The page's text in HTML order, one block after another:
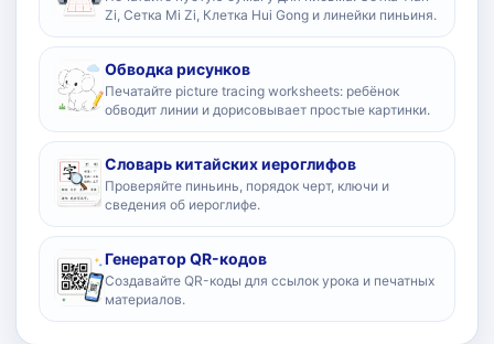
Zi, Сетка Mi Zi, Клетка Hui Gong и линейки пиньиня.
Обводка рисунков
Печатайте picture tracing worksheets: ребёнок
обводит линии и дорисовывает простые картинки.
Словарь китайских иероглифов
Проверяйте пиньинь, порядок черт, ключи и
сведения об иероглифе.
Генератор QR-кодов
Создавайте QR-коды для ссылок урока и печатных
материалов.